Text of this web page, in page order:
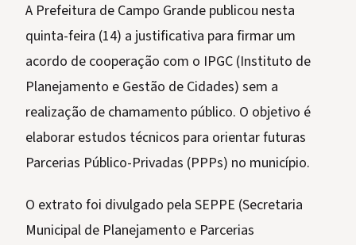
A Prefeitura de Campo Grande publicou nesta
quinta-feira (14) a justificativa para firmar um
acordo de cooperação com o IPGC (Instituto de
Planejamento e Gestão de Cidades) sem a
realização de chamamento público. O objetivo é
elaborar estudos técnicos para orientar futuras
Parcerias Público-Privadas (PPPs) no município.
O extrato foi divulgado pela SEPPE (Secretaria
Municipal de Planejamento e Parcerias